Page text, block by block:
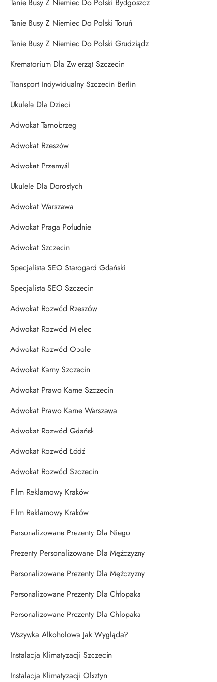
Tanie Busy Z Niemiec Do Polski Bydgoszcz
Tanie Busy Z Niemiec Do Polski Toruń
Tanie Busy Z Niemiec Do Polski Grudziądz
Krematorium Dla Zwierząt Szczecin
Transport Indywidualny Szczecin Berlin
Ukulele Dla Dzieci
Adwokat Tarnobrzeg
Adwokat Rzeszów
Adwokat Przemyśl
Ukulele Dla Dorosłych
Adwokat Warszawa
Adwokat Praga Południe
Adwokat Szczecin
Specjalista SEO Starogard Gdański
Specjalista SEO Szczecin
Adwokat Rozwód Rzeszów
Adwokat Rozwód Mielec
Adwokat Rozwód Opole
Adwokat Karny Szczecin
Adwokat Prawo Karne Szczecin
Adwokat Prawo Karne Warszawa
Adwokat Rozwód Gdańsk
Adwokat Rozwód Łódź
Adwokat Rozwód Szczecin
Film Reklamowy Kraków
Film Reklamowy Kraków
Personalizowane Prezenty Dla Niego
Prezenty Personalizowane Dla Mężczyzny
Personalizowane Prezenty Dla Mężczyzny
Personalizowane Prezenty Dla Chłopaka
Personalizowane Prezenty Dla Chlopaka
Wszywka Alkoholowa Jak Wygląda?
Instalacja Klimatyzacji Szczecin
Instalacja Klimatyzacji Olsztyn